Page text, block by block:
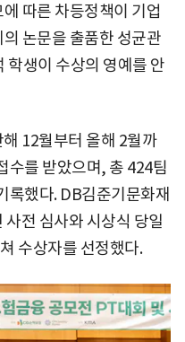
따른 차등정책이 기업
논문을 출품한 성균관
학생이 수상의 영예를 안
12월부터 올해 2월까
수를 받았으며, 총 424팀
록했다. DB김준기문화재
전 심사와 시상식 당일
수상자를 선정했다.